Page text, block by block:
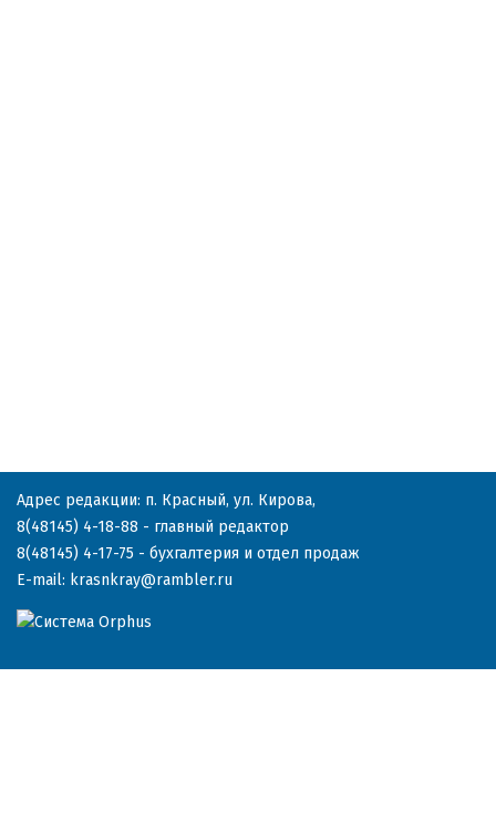
Адрес редакции: п. Красный, ул. Кирова,
8(48145) 4-18-88 - главный редактор
8(48145) 4-17-75 - бухгалтерия и отдел продаж
E-mail: krasnkray@rambler.ru